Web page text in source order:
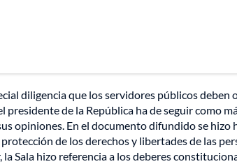
diligencia que los servidores públicos
presidente de la República ha de seguir como
opiniones. En el documento difundido se
de los derechos y libertades de las
Sala hizo referencia a los deberes